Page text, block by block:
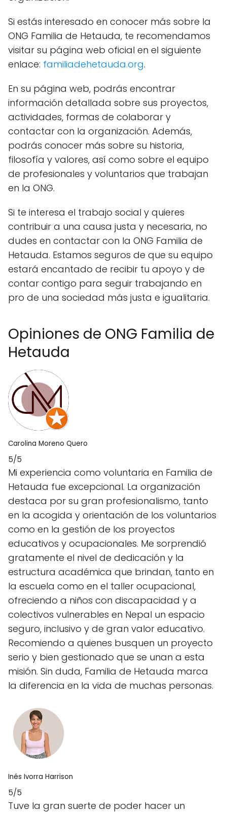
Si estás interesado en conocer más sobre la
ONG Familia de Hetauda, te recomendamos
visitar su página web oficial en el siguiente
enlace: familiadehetauda.org.
En su página web, podrás encontrar
información detallada sobre sus proyectos,
actividades, formas de colaborar y
contactar con la organización. Además,
podrás conocer más sobre su historia,
filosofía y valores, así como sobre el equipo
de profesionales y voluntarios que trabajan
en la ONG.
Si te interesa el trabajo social y quieres
contribuir a una causa justa y necesaria, no
dudes en contactar con la ONG Familia de
Hetauda. Estamos seguros de que su equipo
estará encantado de recibir tu apoyo y de
contar contigo para seguir trabajando en
pro de una sociedad más justa e igualitaria.
Opiniones de ONG Familia de
Hetauda
Carolina Moreno Quero
5/5
Mi experiencia como voluntaria en Familia de
Hetauda fue excepcional. La organización
destaca por su gran profesionalismo, tanto
en la acogida y orientación de los voluntarios
como en la gestión de los proyectos
educativos y ocupacionales. Me sorprendió
gratamente el nivel de dedicación y la
estructura académica que brindan, tanto en
la escuela como en el taller ocupacional,
ofreciendo a niños con discapacidad y a
colectivos vulnerables en Nepal un espacio
seguro, inclusivo y de gran valor educativo.
Recomiendo a quienes busquen un proyecto
serio y bien gestionado que se unan a esta
misión. Sin duda, Familia de Hetauda marca
la diferencia en la vida de muchas personas.
Inés Ivorra Harrison
5/5
Tuve la gran suerte de poder hacer un